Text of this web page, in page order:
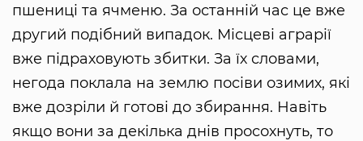
пшениці та ячменю. За останній час це вже
другий подібний випадок. Місцеві аграрії
вже підраховують збитки. За їх словами,
негода поклала на землю посіви озимих, які
вже дозріли й готові до збирання. Навіть
якщо вони за декілька днів просохнуть, то